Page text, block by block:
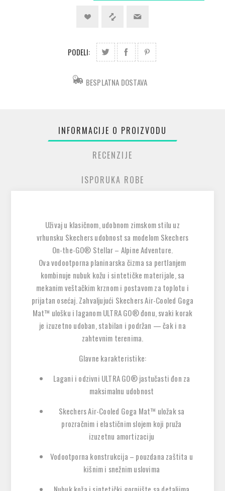
PODELI:
BESPLATNA DOSTAVA
INFORMACIJE O PROIZVODU
RECENZIJE
ISPORUKA ROBE
Uživaj u klasičnom, udobnom zimskom stilu uz
vrhunsku Skechers udobnost sa modelom Skechers
On-the-GO® Stellar – Alpine Adventure.
Ova vodootporna planinarska čizma sa pertlanjem
kombinuje nubuk kožu i sintetičke materijale, sa
mekanim veštačkim krznomi postavom za toplotu i
prijatan osećaj. Zahvaljujući Skechers Air-Cooled Goga
Mat™ ulošku i laganom ULTRA GO® đonu, svaki korak
je izuzetno udoban, stabilan i podržan — čak i na
zahtevnim terenima.
Glavne karakteristike:
Lagani i odzivni ULTRA GO® jastučasti đon za
maksimalnu udobnost
Skechers Air-Cooled Goga Mat™ uložaksa
prozračnim i elastičnim slojem koji pruža
izuzetnu amortizaciju
Vodootporna konstrukcija – pouzdana zaštita u
kišnim i snežnim uslovima